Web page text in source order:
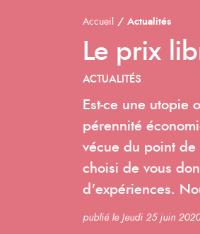
Accueil Actualités
Le prix
ACTUALITÉS
Est-ce une utopie
pérennité
vécue du point de
choisi de vous
d'expériences.
publié le Jeudi 25 juin 2020